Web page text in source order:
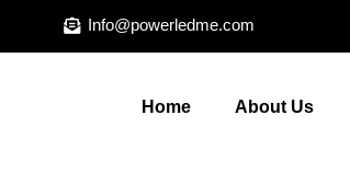
Info@powerledme.com
Home About Us